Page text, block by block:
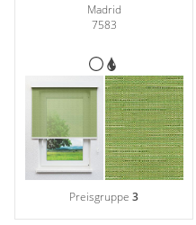
Madrid
7583
Preisgruppe3